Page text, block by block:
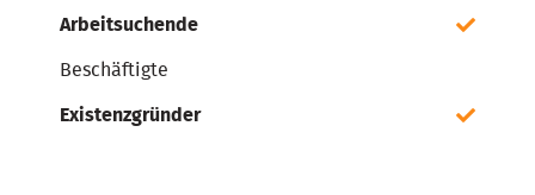
Arbeitsuchende
Beschäftigte
Existenzgründer